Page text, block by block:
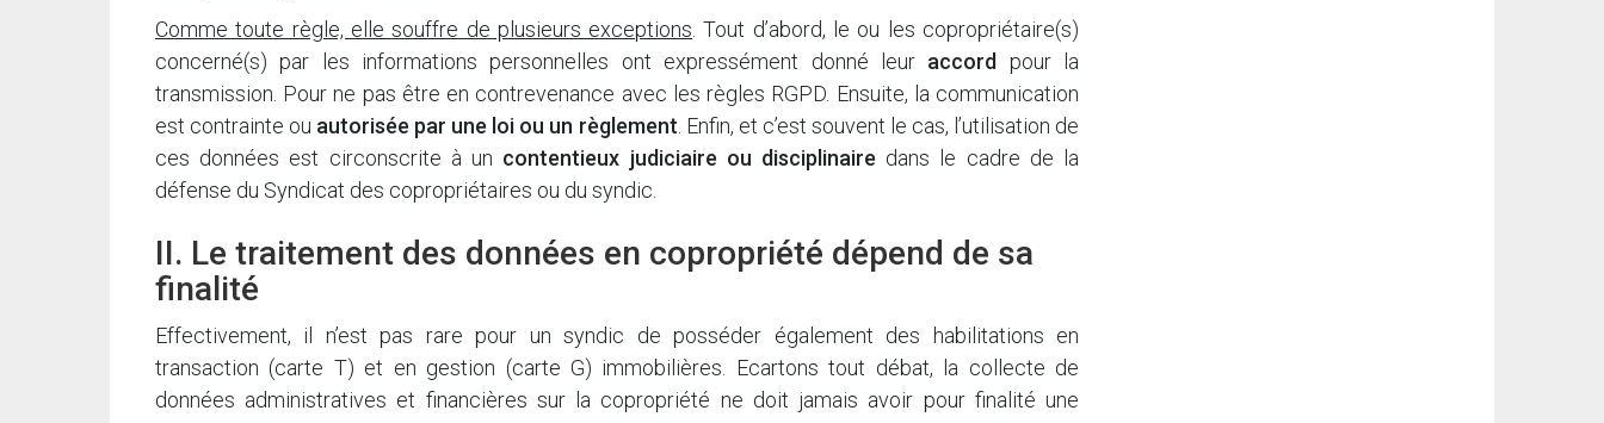
Comme toute règle, elle souffre de plusieurs exceptions. Tout d’abord, le ou les copropriétaire(s)
concerné(s) par les informations personnelles ont expressément donné leur accord
pour la
transmission. Pour ne pas être en contrevenance avec les règles RGPD. Ensuite, la communication
est contrainte ou autorisée par une loi ou un règlement. Enfin, et c’est souvent le cas, l’utilisation de
ces données est circonscrite à un contentieux judiciaire ou disciplinaire dans le cadre de la
défense du Syndicat des copropriétaires ou du syndic.
II. Le traitement des données en copropriété dépend de sa
finalité
Effectivement, il n’est pas rare pour un syndic de posséder également des habilitations en
transaction (carte T) et en gestion (carte G) immobilières. Ecartons tout débat, la collecte de
données administratives et financières sur la copropriété ne doit jamais avoir pour finalité une